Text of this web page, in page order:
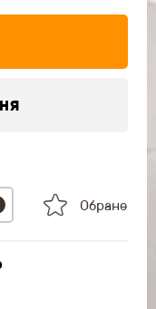
Обране